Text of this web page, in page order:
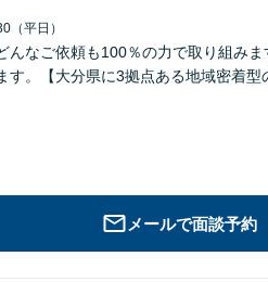
（平日）
んなご依頼も100％の力で取り組み
。【大分県に3拠点ある地域密着型
メールで面談予約